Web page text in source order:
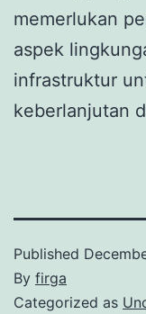
memerlukan
aspek
infrastruktur
keberlanjutan
Published
By firga
Categorized as